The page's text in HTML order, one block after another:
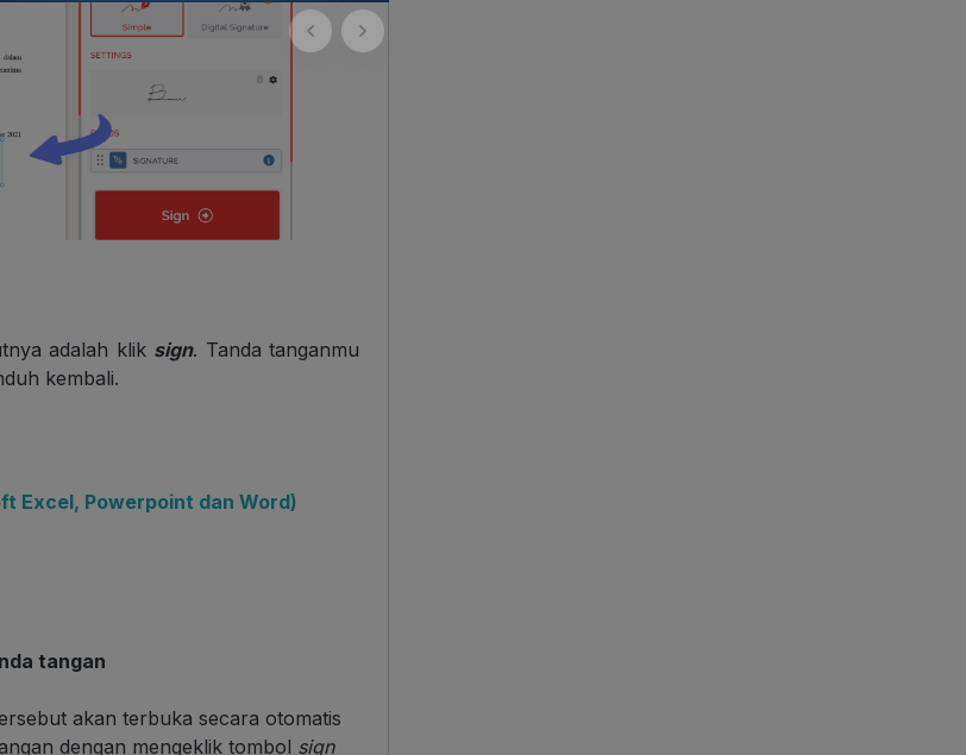
adalah klik sign. Tanda tanganmu
kembali.
Excel, Powerpoint dan Word)
tangan
akan terbuka secara otomatis
dengan mengeklik tombol sign